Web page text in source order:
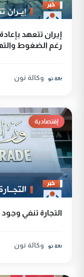
إيران تتعهد
رغم الضغوط
وكالة نون
إقتصادية
التجارة تنفي
وكالة نون